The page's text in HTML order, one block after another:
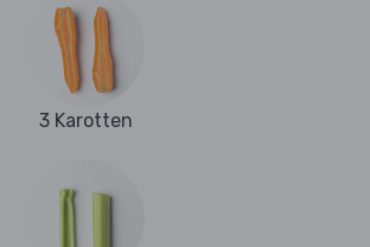
3 Karotten